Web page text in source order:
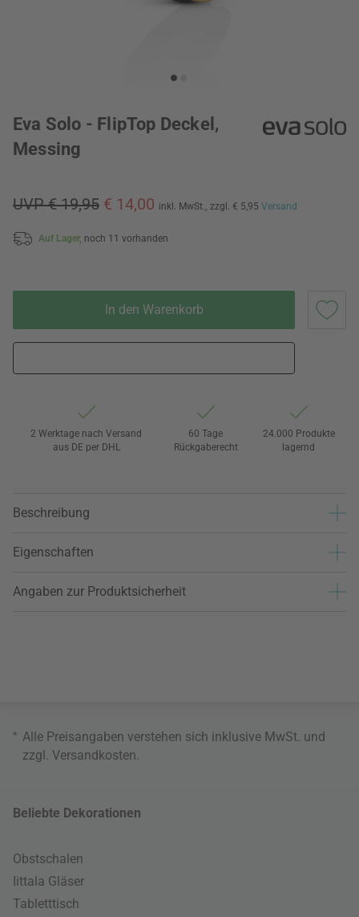
Eva Solo - FlipTop Deckel,
Messing
UVP € 19,95 € 14,00 inkl. MwSt., zzgl. € 5,95 Versand
Auf Lager, noch 11 vorhanden
In den Warenkorb
2 Werktage nach Versand
aus DE per DHL
60 Tage
Rückgaberecht
24.000 Produkte
lagernd
Beschreibung
Eigenschaften
Angaben zur Produktsicherheit
* Alle Preisangaben verstehen sich inklusive MwSt. und
zzgl. Versandkosten
Beliebte Dekorationen
Obstschalen
Iittala Gläser
Tabletttisch